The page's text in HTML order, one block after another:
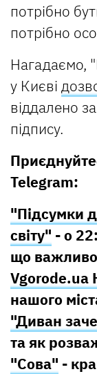
потрібно
потрібно
Нагадаємо,
у Києві
віддалено
підпису.
Telegram:
"Підсумки
світу" - о
що
Vgorode.ua
нашого
"Диван
та як
"Сова" -